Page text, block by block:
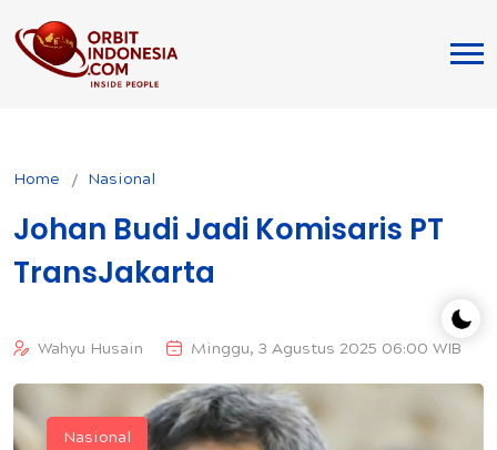
Home Nasional
Johan Budi Jadi Komisaris PT
TransJakarta
Wahyu Husain Minggu, 3 Agustus 2025 06:00 WIB
Nasional